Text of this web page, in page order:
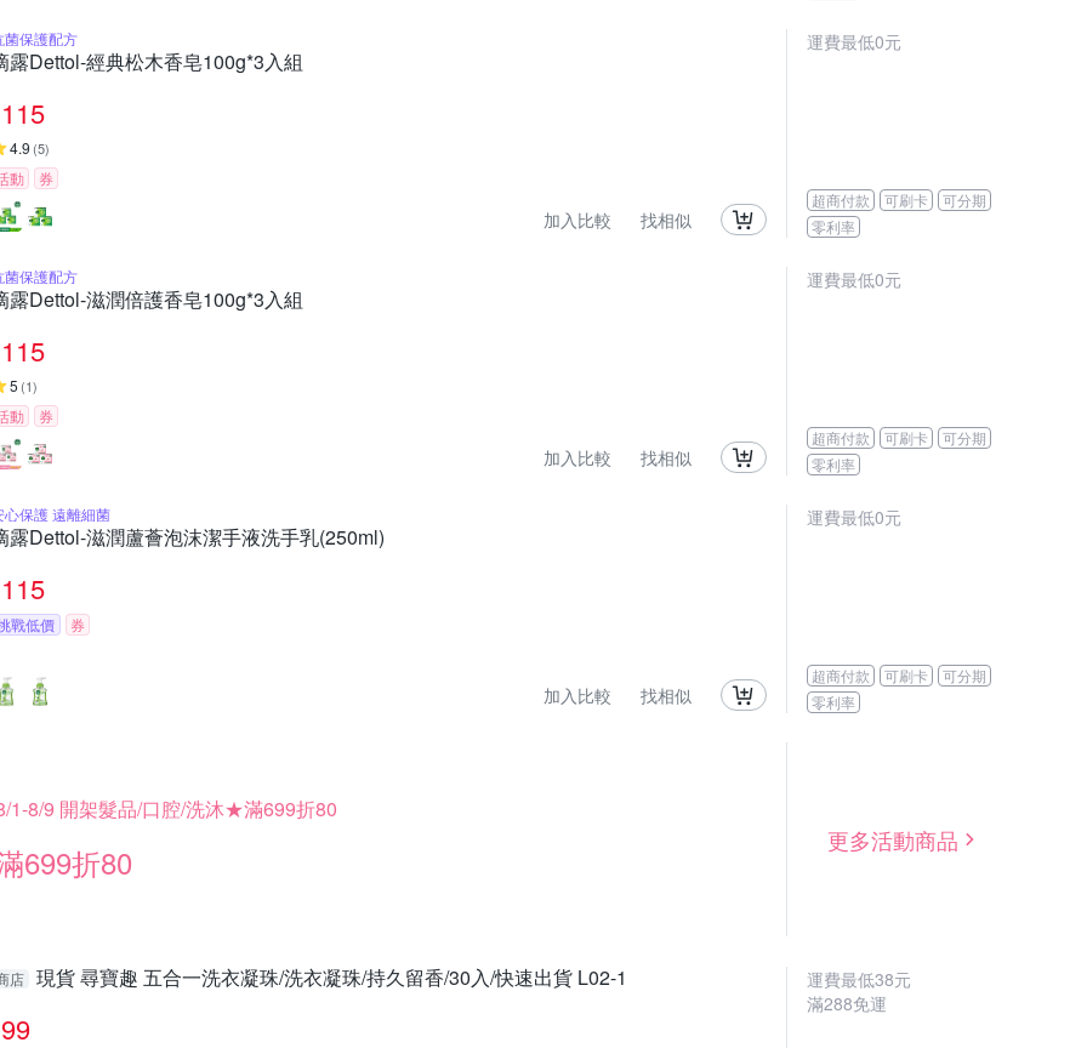
菌保護配方
露Dettol-經典松木香皂100g*3入組
115
4.9 (5)
動 券
加入比較 找相似
運費最低0元
超商付款 可刷卡
可分期
零利率
菌保護配方
露Dettol-滋潤倍護香皂100g*3入組
115
5 (1)
動 券
加入比較 找相似
運費最低0元
超商付款 可刷卡
可分期
零利率
心保護 遠離細菌
露Dettol-滋潤蘆薈泡沫潔手液洗手乳(250ml)
115
戰低價 券
加入比較 找相似
運費最低0元
超商付款 可刷卡
可分期
零利率
1-8/9 開架髮品/口腔/洗沐★滿699折80
699折80
更多活動商品
店 現貨 尋寶趣 五合一洗衣凝珠/洗衣凝珠/持久留香/30入/快速出貨 L02-1
99
運費最低38元
滿288免運